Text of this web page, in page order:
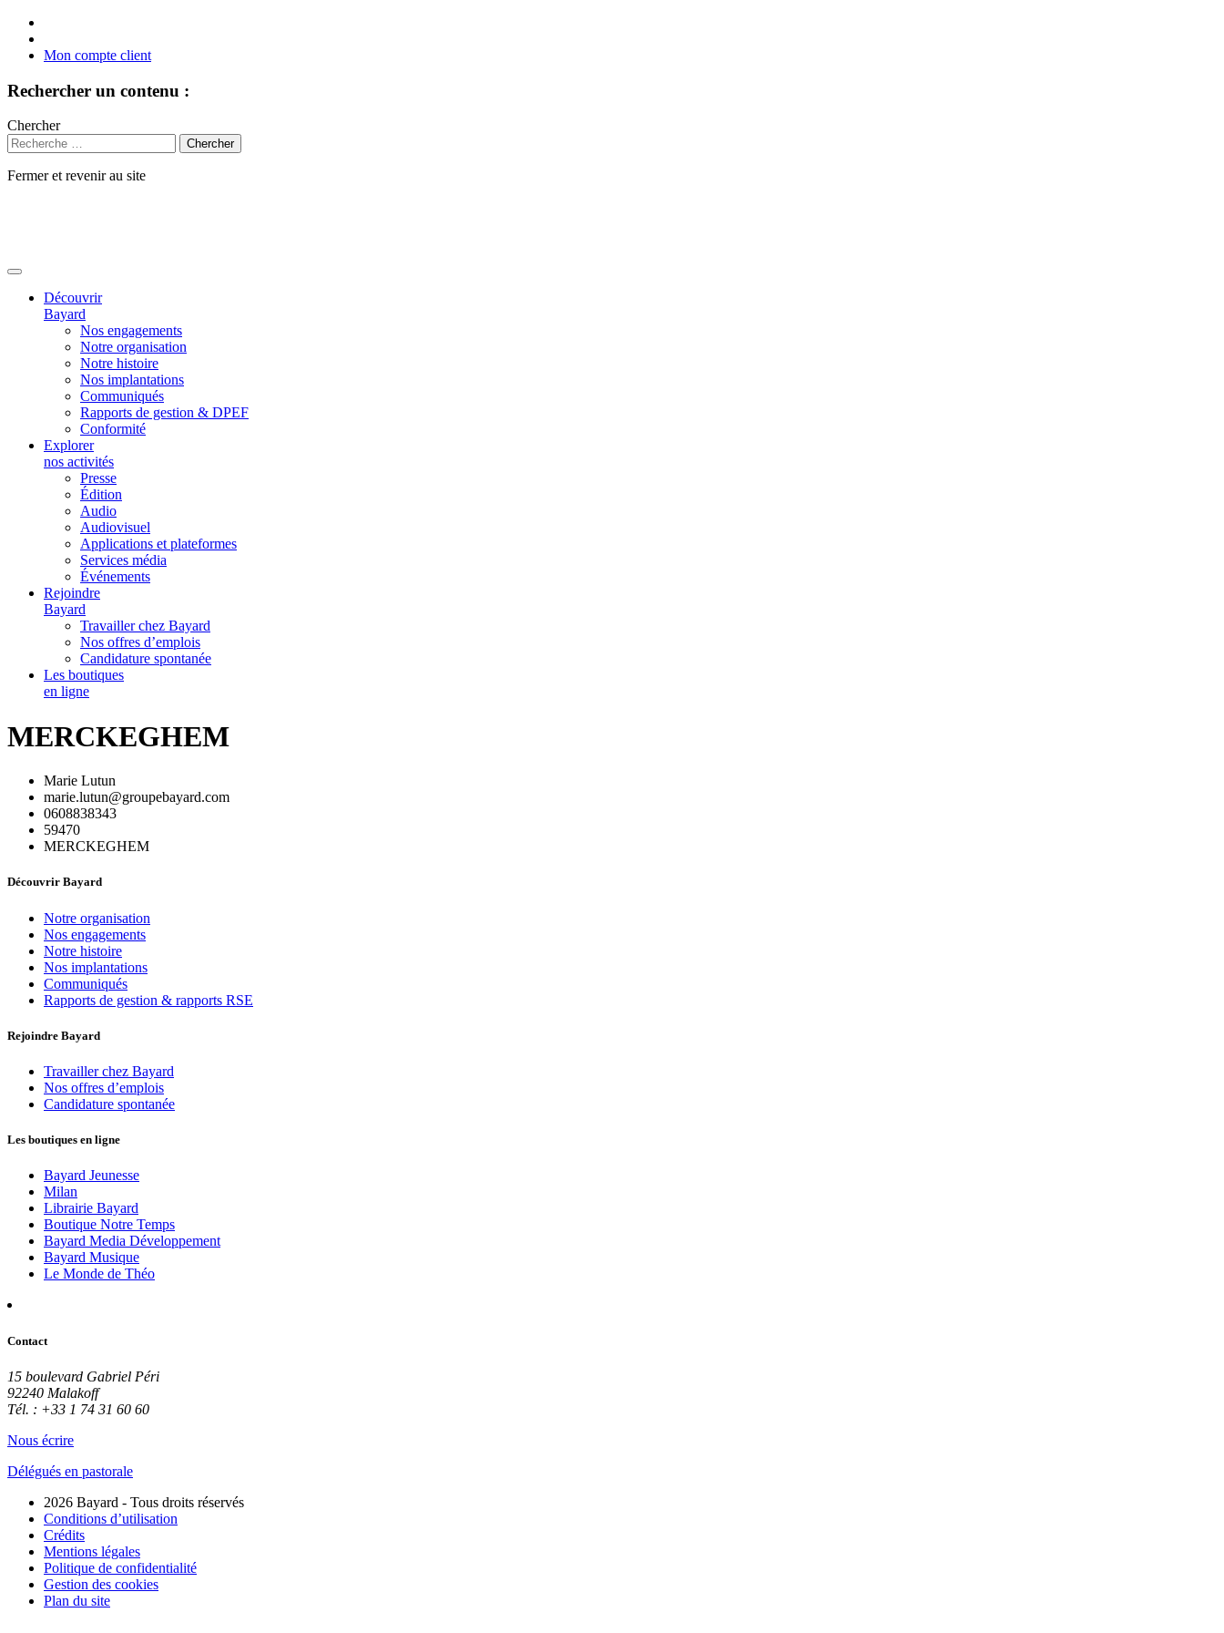
Mon compte client
Rechercher un contenu :
Chercher
Fermer et revenir au site
Découvrir
Bayard
Nos engagements
Notre organisation
Notre histoire
Nos implantations
Communiqués
Rapports de gestion & DPEF
Conformité
Explorer
nos activités
Presse
Édition
Audio
Audiovisuel
Applications et plateformes
Services média
Événements
Rejoindre
Bayard
Travailler chez Bayard
Nos offres d’emplois
Candidature spontanée
Les boutiques
en ligne
MERCKEGHEM
Marie Lutun
marie.lutun@groupebayard.com
0608838343
59470
MERCKEGHEM
Découvrir Bayard
Notre organisation
Nos engagements
Notre histoire
Nos implantations
Communiqués
Rapports de gestion & rapports RSE
Rejoindre Bayard
Travailler chez Bayard
Nos offres d’emplois
Candidature spontanée
Les boutiques en ligne
Bayard Jeunesse
Milan
Librairie Bayard
Boutique Notre Temps
Bayard Media Développement
Bayard Musique
Le Monde de Théo
Contact
15 boulevard Gabriel Péri
92240 Malakoff
Tél. : +33 1 74 31 60 60
Nous écrire
Délégués en pastorale
2026 Bayard - Tous droits réservés
Conditions d’utilisation
Crédits
Mentions légales
Politique de confidentialité
Gestion des cookies
Plan du site